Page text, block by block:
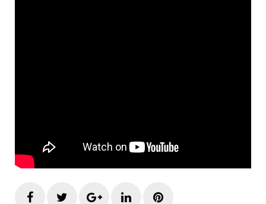
FacebookTwitterGoogle+LinkedInPinterest